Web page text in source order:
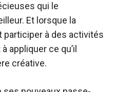
qui le
Et lorsque la
participer à des activités
appliquer ce qu’il
créative.